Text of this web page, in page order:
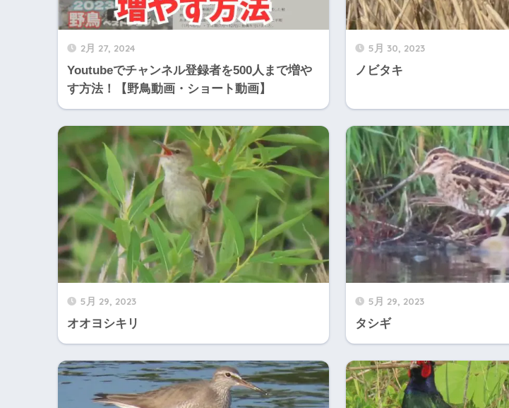
2月 27, 2024
Youtubeでチャンネル登録者を500人まで増や
す方法！【野鳥動画・ショート動画】
5月 30, 2023
ノビタキ
5月 29, 2023
オオヨシキリ
5月 29, 2023
タシギ